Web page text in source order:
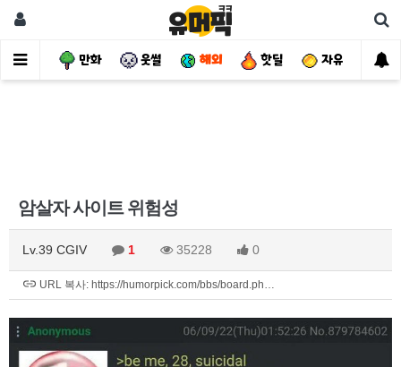
사건 만화 웃썰 해외 핫딜 자유
암살자 사이트 위험성
Lv.39 CGIV 1 35228 0
URL 복사: https://humorpick.com/bbs/board.ph…